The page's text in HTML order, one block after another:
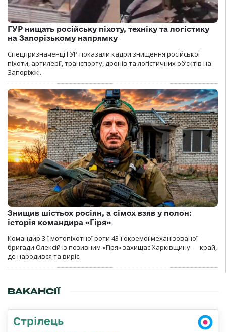
ГУР нищать російську піхоту, техніку та логістику
на Запорізькому напрямку
Спецпризначенці ГУР показали кадри знищення російської
піхоти, артилерії, транспорту, дронів та логістичних об’єктів на
Запоріжжі.
Знищив шістьох росіян, а сімох взяв у полон:
історія командира «Гіря»
Командир 3-ї мотопіхотної роти 43-ї окремої механізованої
бригади Олексій із позивним «Гіря» захищає Харківщину — край,
де народився та виріс.
ВАКАНСІЇ
Стрілець